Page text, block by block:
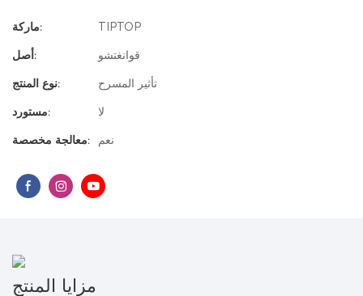
ماركة:
TIPTOP
أصل:
قوانغتشو
نوع المنتج:
تأثير المسرح
مستورد:
لا
معالجة مخصصة:
نعم
مزايا المنتج